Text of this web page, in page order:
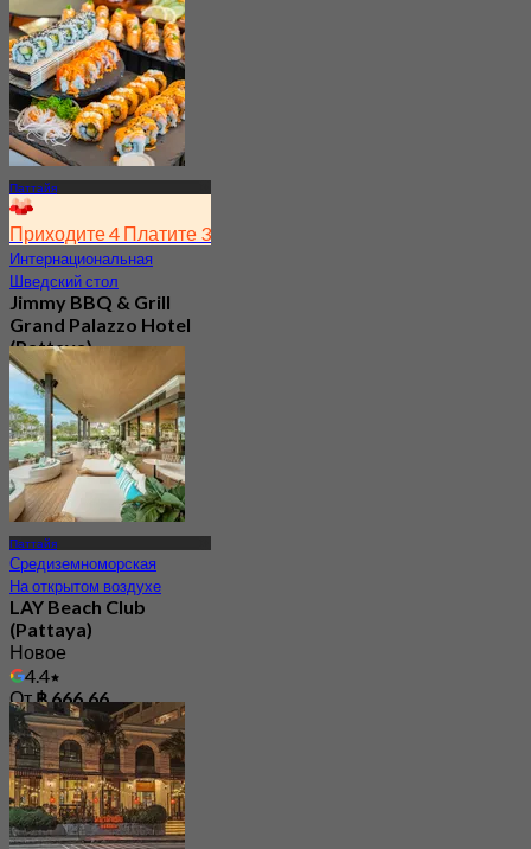
Паттайя
Приходите 4 Платите 3
Интернациональная
Шведский стол
Jimmy BBQ & Grill
Grand Palazzo Hotel
(Pattaya)
4.1
306 Забронировано
От฿ 599.25
Паттайя
Средиземноморская
На открытом воздухе
LAY Beach Club
(Pattaya)
Новое
4.4
От฿ 666.66